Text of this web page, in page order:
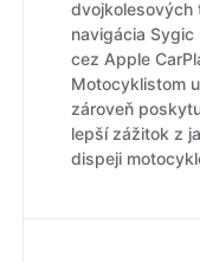
dvojkolesových
navigácia
cez Apple
Motocyklistom
zároveň
lepší zážitok z
dispeji